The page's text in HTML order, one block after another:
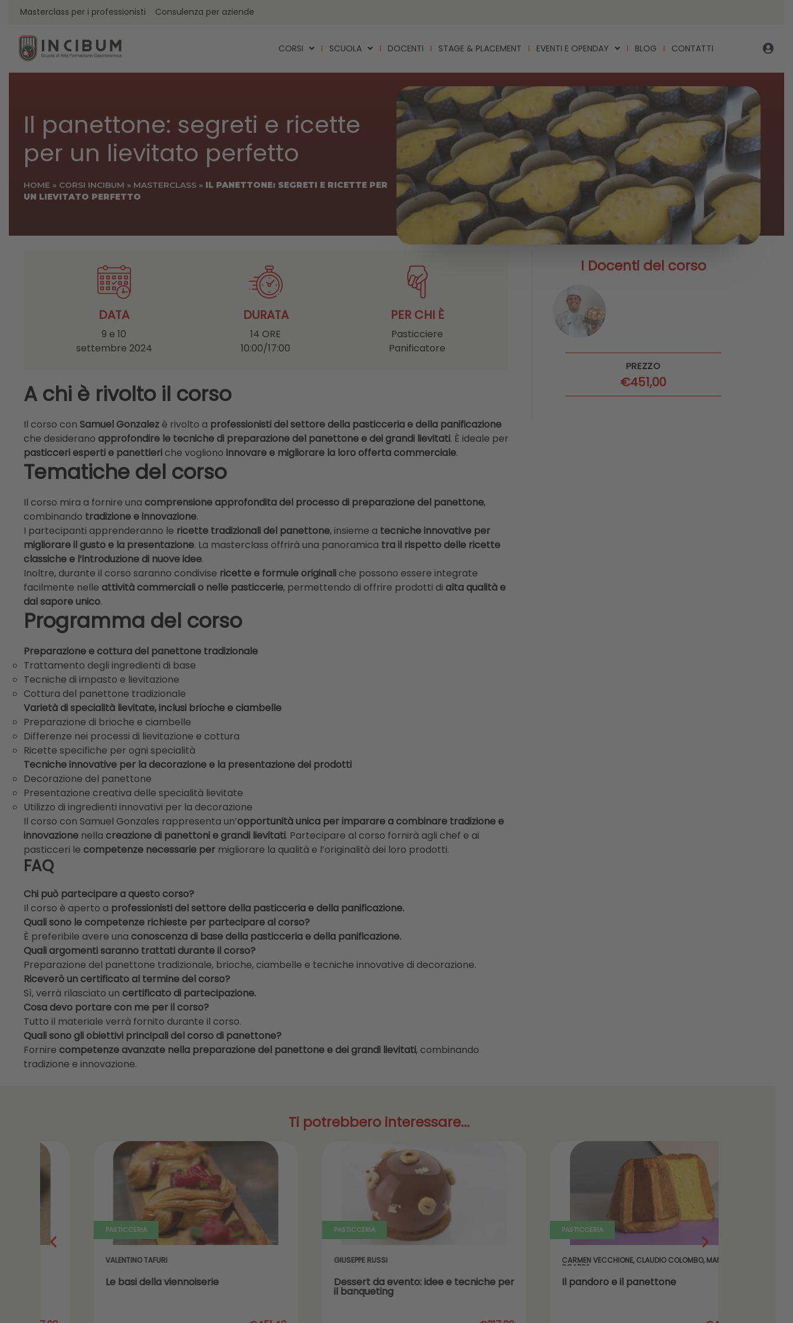
Masterclass per i professionisti Consulenza per aziende
CORSI SCUOLA DOCENTI STAGE & PLACEMENT EVENTI E OPENDAY BLOG CONTATTI
Il panettone: segreti e ricette
per un lievitato perfetto
HOME » CORSI INCIBUM » MASTERCLASS » IL PANETTONE: SEGRETI E RICETTE PER
UN LIEVITATO PERFETTO
DATA
9 e 10
settembre 2024
DURATA
14 ORE
10:00/17:00
PER CHI È
Pasticciere
Panificatore
A chi è rivolto il corso
Il corso con Samuel Gonzalez è rivolto a professionisti del settore della pasticceria e della panificazione
che desiderano approfondire le tecniche di preparazione del panettone e dei grandi lievitati. È ideale per
pasticceri esperti e panettieri che vogliono innovare e migliorare la loro offerta commerciale.
Tematiche del corso
Il corso mira a fornire una comprensione approfondita del processo di preparazione del panettone,
combinando tradizione e innovazione.
I partecipanti apprenderanno le ricette tradizionali del panettone, insieme a tecniche innovative per
migliorare il gusto e la presentazione. La masterclass offrirà una panoramica tra il rispetto delle ricette
classiche e l’introduzione di nuove idee.
Inoltre, durante il corso saranno condivise ricette e formule originali che possono essere integrate
facilmente nelle attività commerciali o nelle pasticcerie, permettendo di offrire prodotti di alta qualità e
dal sapore unico.
Programma del corso
Preparazione e cottura del panettone tradizionale
Trattamento degli ingredienti di base
Tecniche di impasto e lievitazione
Cottura del panettone tradizionale
Varietà di specialità lievitate, inclusi brioche e ciambelle
Preparazione di brioche e ciambelle
Differenze nei processi di lievitazione e cottura
Ricette specifiche per ogni specialità
Tecniche innovative per la decorazione e la presentazione dei prodotti
Decorazione del panettone
Presentazione creativa delle specialità lievitate
Utilizzo di ingredienti innovativi per la decorazione
Il corso con Samuel Gonzales rappresenta un’opportunità unica per imparare a combinare tradizione e
innovazione nella creazione di panettoni e grandi lievitati. Partecipare al corso fornirà agli chef e ai
pasticceri le competenze necessarie per migliorare la qualità e l’originalità dei loro prodotti.
FAQ
Chi può partecipare a questo corso?
Il corso è aperto a professionisti del settore della pasticceria e della panificazione.
Quali sono le competenze richieste per partecipare al corso?
È preferibile avere una conoscenza di base della pasticceria e della panificazione.
Quali argomenti saranno trattati durante il corso?
Preparazione del panettone tradizionale, brioche, ciambelle e tecniche innovative di decorazione.
Riceverò un certificato al termine del corso?
Sì, verrà rilasciato un certificato di partecipazione.
Cosa devo portare con me per il corso?
Tutto il materiale verrà fornito durante il corso.
Quali sono gli obiettivi principali del corso di panettone?
Fornire competenze avanzate nella preparazione del panettone e dei grandi lievitati, combinando
tradizione e innovazione.
I Docenti del corso
PREZZO
€451,00
Ti potrebbero interessare...
VALENTINO TAFURI
Le basi della viennoiserie
GIUSEPPE RUSSI
Dessert da evento: idee e tecniche per
il banqueting
CARMEN VECCHIONE,CLAUDIO COLOMBO,MANUEL
Il pandoro e il panettone